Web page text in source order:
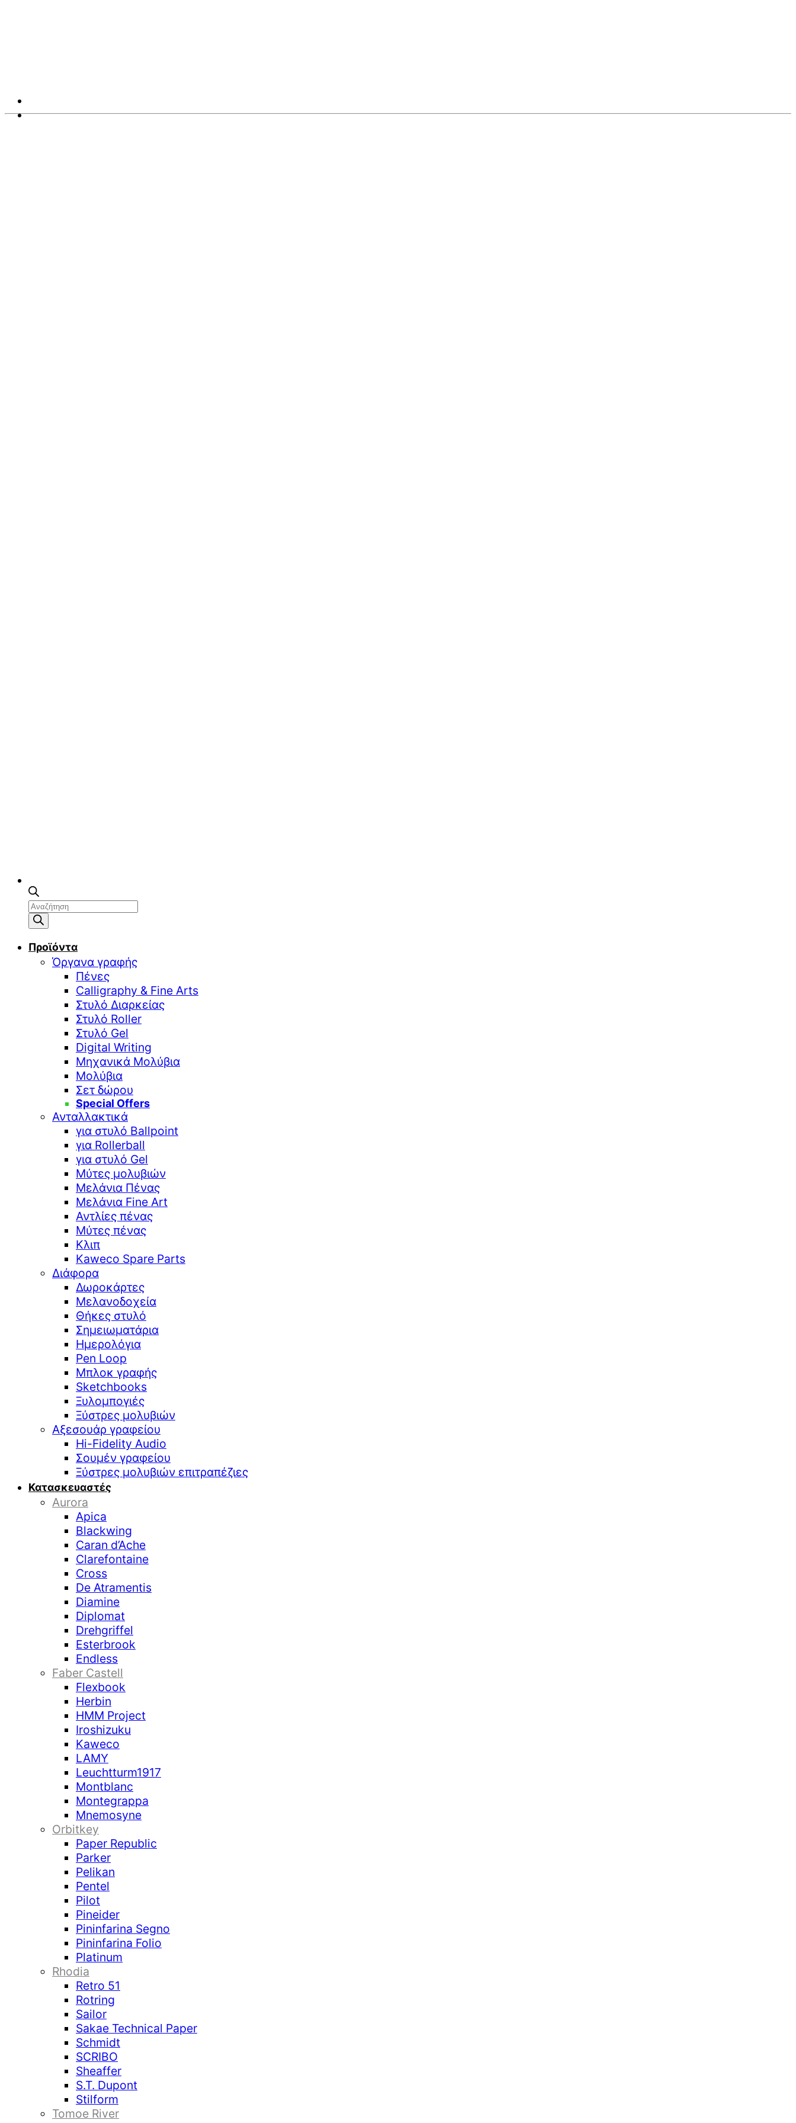
Αναζήτηση
προϊόντων
Προϊόντα
Όργανα γραφής
Πένες
Calligraphy & Fine Arts
Στυλό Διαρκείας
Στυλό Roller
Στυλό Gel
Digital Writing
Μηχανικά Μολύβια
Μολύβια
Σετ δώρου
Special Offers
Ανταλλακτικά
για στυλό Ballpoint
για Rollerball
για στυλό Gel
Μύτες μολυβιών
Μελάνια Πένας
Μελάνια Fine Art
Αντλίες πένας
Μύτες πένας
Κλιπ
Kaweco Spare Parts
Διάφορα
Δωροκάρτες
Μελανοδοχεία
Θήκες στυλό
Σημειωματάρια
Ημερολόγια
Pen Loop
Μπλοκ γραφής
Sketchbooks
Ξυλομπογιές
Ξύστρες μολυβιών
Αξεσουάρ γραφείου
Hi-Fidelity Audio
Σουμέν γραφείου
Ξύστρες μολυβιών επιτραπέζιες
Κατασκευαστές
Aurora
Apica
Blackwing
Caran d’Ache
Clarefontaine
Cross
De Atramentis
Diamine
Diplomat
Drehgriffel
Esterbrook
Endless
Faber Castell
Flexbook
Herbin
HMM Project
Iroshizuku
Kaweco
LAMY
Leuchtturm1917
Montblanc
Montegrappa
Mnemosyne
Orbitkey
Paper Republic
Parker
Pelikan
Pentel
Pilot
Pineider
Pininfarina Segno
Pininfarina Folio
Platinum
Rhodia
Retro 51
Rotring
Sailor
Sakae Technical Paper
Schmidt
SCRIBO
Sheaffer
S.T. Dupont
Stilform
Tomoe River